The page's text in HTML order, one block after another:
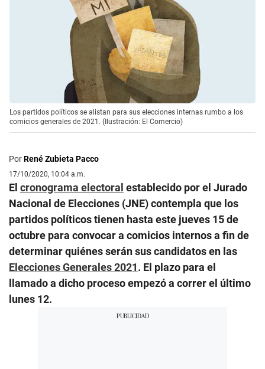
Los partidos políticos se alistan para sus elecciones internas rumbo a los
comicios generales de 2021. (Ilustración: El Comercio)
PorRené Zubieta Pacco
17/10/2020, 10:04 a.m.
El cronograma electoral establecido por el Jurado
Nacional de Elecciones (JNE) contempla que los
partidos políticos tienen hasta este jueves 15 de
octubre para convocar a comicios internos a fin de
determinar quiénes serán sus candidatos en las
Elecciones Generales 2021. El plazo para el
llamado a dicho proceso empezó a correr el último
lunes 12.